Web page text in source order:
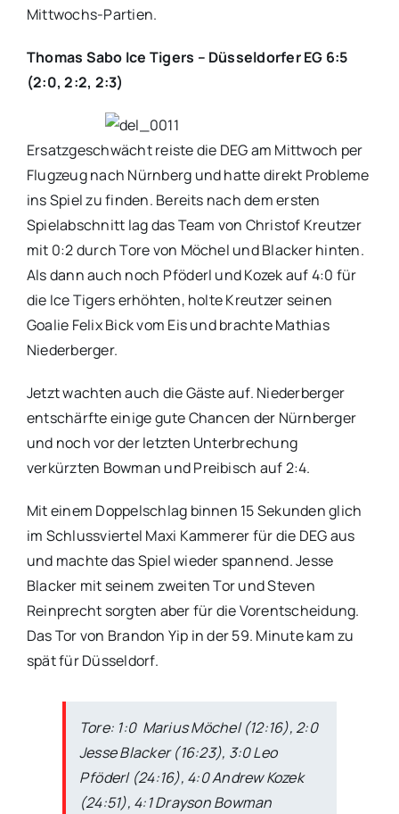
Mittwochs-Partien.
Thomas Sabo Ice Tigers – Düsseldorfer EG 6:5
(2:0, 2:2, 2:3)
Ersatzgeschwächt reiste die DEG am Mittwoch per
Flugzeug nach Nürnberg und hatte direkt Probleme
ins Spiel zu finden. Bereits nach dem ersten
Spielabschnitt lag das Team von Christof Kreutzer
mit 0:2 durch Tore von Möchel und Blacker hinten.
Als dann auch noch Pföderl und Kozek auf 4:0 für
die Ice Tigers erhöhten, holte Kreutzer seinen
Goalie Felix Bick vom Eis und brachte Mathias
Niederberger.
Jetzt wachten auch die Gäste auf. Niederberger
entschärfte einige gute Chancen der Nürnberger
und noch vor der letzten Unterbrechung
verkürzten Bowman und Preibisch auf 2:4.
Mit einem Doppelschlag binnen 15 Sekunden glich
im Schlussviertel Maxi Kammerer für die DEG aus
und machte das Spiel wieder spannend. Jesse
Blacker mit seinem zweiten Tor und Steven
Reinprecht sorgten aber für die Vorentscheidung.
Das Tor von Brandon Yip in der 59. Minute kam zu
spät für Düsseldorf.
Tore: 1:0 Marius Möchel (12:16), 2:0
Jesse Blacker (16:23), 3:0 Leo
Pföderl (24:16), 4:0 Andrew Kozek
(24:51), 4:1 Drayson Bowman